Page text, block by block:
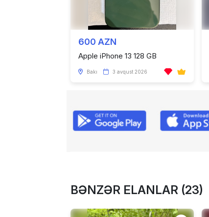
600 AZN
Apple iPhone 13 128 GB
Bakı 3 avqust 2026
BƏNZƏR ELANLAR (23)